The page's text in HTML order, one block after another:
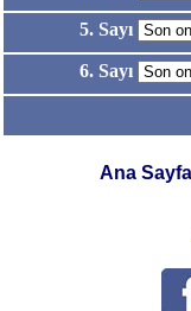
5. Sayı
6. Sayı
Ana Sayfa